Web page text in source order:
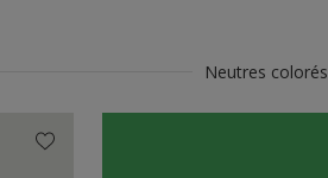
Neutres colorés